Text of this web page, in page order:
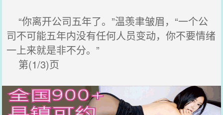
“你离开公司五年了。”温羡聿皱眉，“一个公
司不可能五年内没有任何人员变动，你不要情绪
一上来就是非不分。”
第(1/3)页